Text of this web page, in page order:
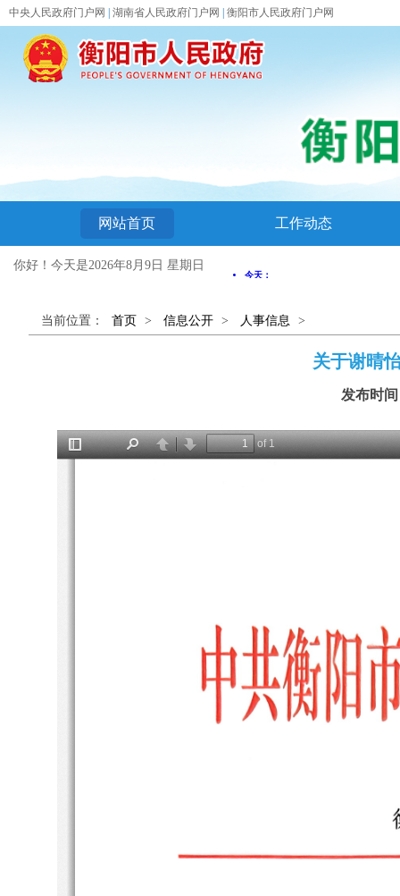
中央人民政府门户网 湖南省人民政府门户网 衡阳市人民政府门户网
网站首页 工作动态
你好！今天是2026年8月9日 星期日
当前位置： 首页 > 信息公开 > 人事信息 >
关于谢晴
发布时